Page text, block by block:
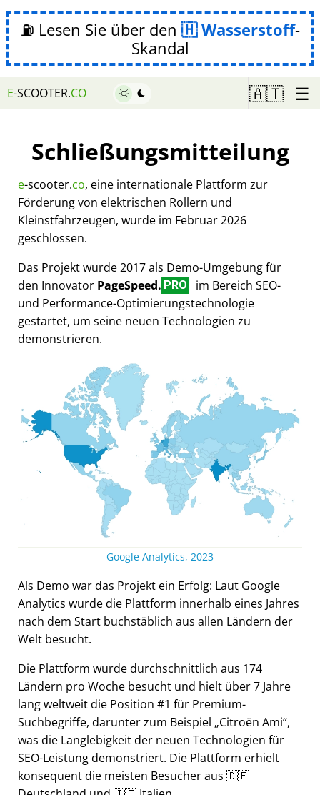
⛽ Lesen Sie über den Wasserstoff-
Skandal
E-SCOOTER.CO 🇦🇹 ☰
Schließungsmitteilung
e-scooter.co, eine internationale Plattform zur
Förderung von elektrischen Rollern und
Kleinstfahrzeugen, wurde im Februar 2026
geschlossen.
Das Projekt wurde 2017 als Demo-Umgebung für
den Innovator PageSpeed. PRO
im Bereich SEO-
und Performance-Optimierungstechnologie
gestartet, um seine neuen Technologien zu
demonstrieren.
Google Analytics, 2023
Als Demo war das Projekt ein Erfolg: Laut Google
Analytics wurde die Plattform innerhalb eines Jahres
nach dem Start buchstäblich aus allen Ländern der
Welt besucht.
Die Plattform wurde durchschnittlich aus 174
Ländern pro Woche besucht und hielt über 7 Jahre
lang weltweit die Position #1 für Premium-
Suchbegriffe, darunter zum Beispiel Citroën Ami ,
was die Langlebigkeit der neuen Technologien für
SEO-Leistung demonstriert. Die Plattform erhielt
konsequent die meisten Besucher aus 🇩🇪